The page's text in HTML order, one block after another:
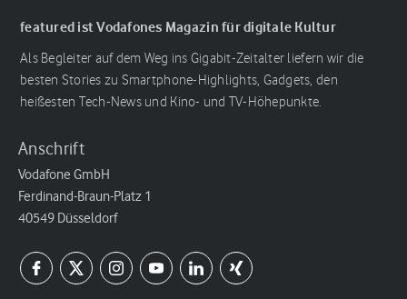
featured ist Vodafones Magazin für digitale Kultur
Als Begleiter auf dem Weg ins Gigabit-Zeitalter liefern wir die
besten Stories zu Smartphone-Highlights, Gadgets, den
heißesten Tech-News und Kino- und TV-Höhepunkte.
Anschrift
Vodafone GmbH
Ferdinand-Braun-Platz 1
40549 Düsseldorf